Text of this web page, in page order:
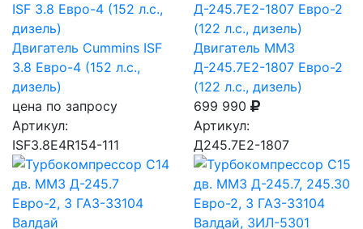
Двигатель Cummins ISF
3.8 Евро-4 (152 л.с.,
дизель)
цена по запросу
Артикул:
ISF3.8E4R154-111
Двигатель ММЗ
Д-245.7Е2-1807 Евро-2
(122 л.с., дизель)
699 990
Артикул:
Д245.7Е2-1807